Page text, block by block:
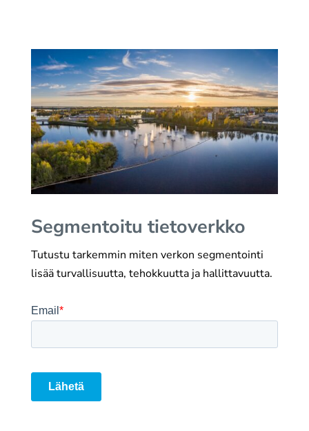
Segmentoitu tietoverkko
Tutustu tarkemmin miten verkon segmentointi
lisää turvallisuutta, tehokkuutta ja hallittavuutta.